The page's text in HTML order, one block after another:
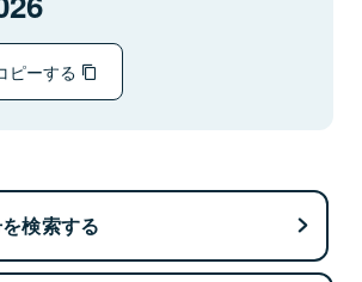
ピーする
検索する